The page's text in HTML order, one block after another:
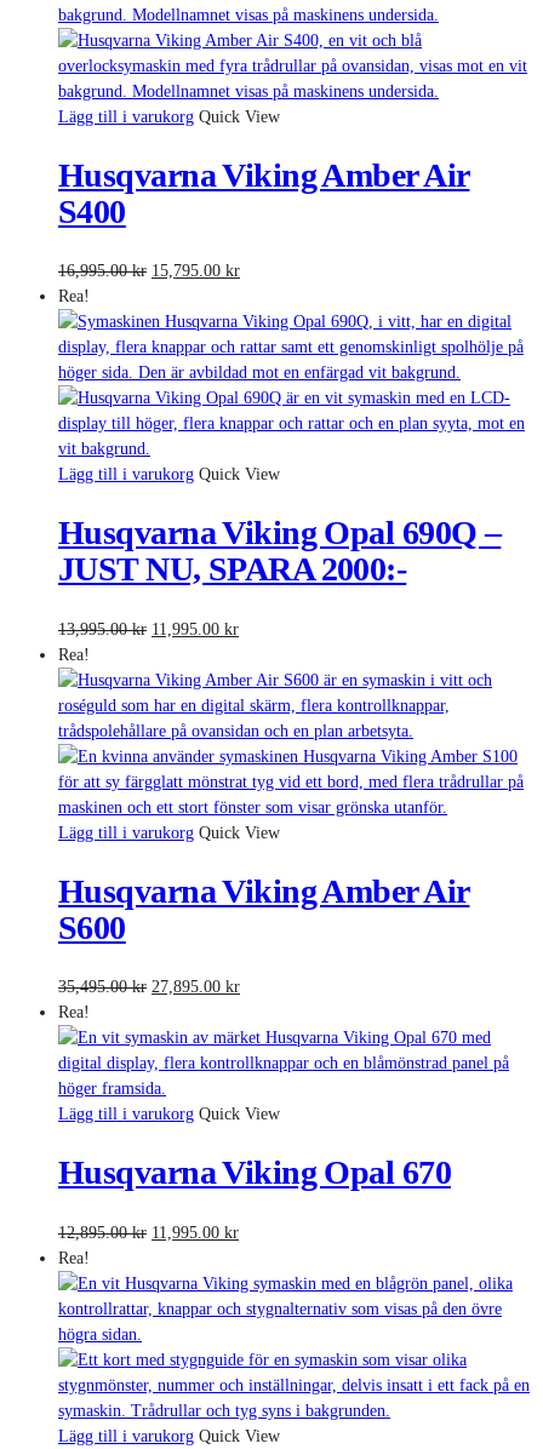
Lägg till i varukorg Quick View
Husqvarna Viking Amber Air
S400
16,995.00kr Det
priset
var:
16,995.00 kr.
15,795.00 krDet
priset
är:
15,795.00 kr.
Rea!
Lägg till i varukorg Quick View
Husqvarna Viking Opal 690Q –
JUST NU, SPARA 2000:-
13,995.00kr Det
priset
var:
13,995.00 kr.
11,995.00 krDet
priset
är:
11,995.00 kr.
Rea!
Lägg till i varukorg Quick View
Husqvarna Viking Amber Air
S600
35,495.00kr Det
priset
var:
35,495.00 kr.
27,895.00 krDet
priset
är:
Rea!
Lägg till i varukorg Quick View
Husqvarna Viking Opal 670
12,895.00kr Det
priset
var:
11,995.00 krDet
priset
är:
Rea!
Lägg till i varukorg Quick View